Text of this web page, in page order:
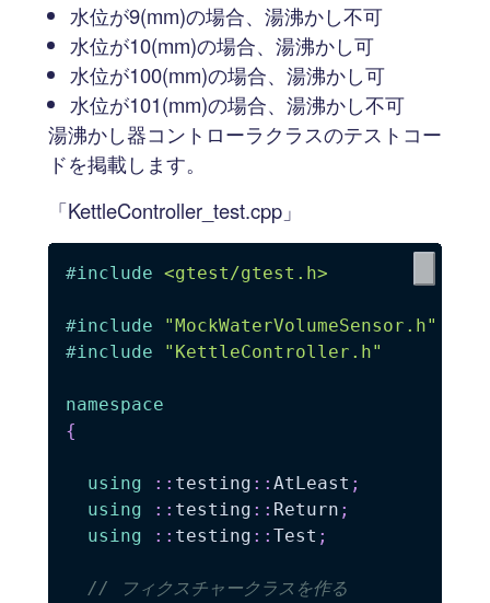
水位が9(mm)の場合、湯沸かし不可
水位が10(mm)の場合、湯沸かし可
水位が100(mm)の場合、湯沸かし可
水位が101(mm)の場合、湯沸かし不可
湯沸かし器コントローラクラスのテストコー
ドを掲載します。
「KettleController_test.cpp」
#include <gtest/gtest.h>
#include
"MockWaterVolumeSensor.h"
#include "KettleController.h"
namespace
{
using :: testing :: AtLeast ;
using
:: testing :: Return ;
using
:: testing :: Test ;
// フィクスチャークラスを作る